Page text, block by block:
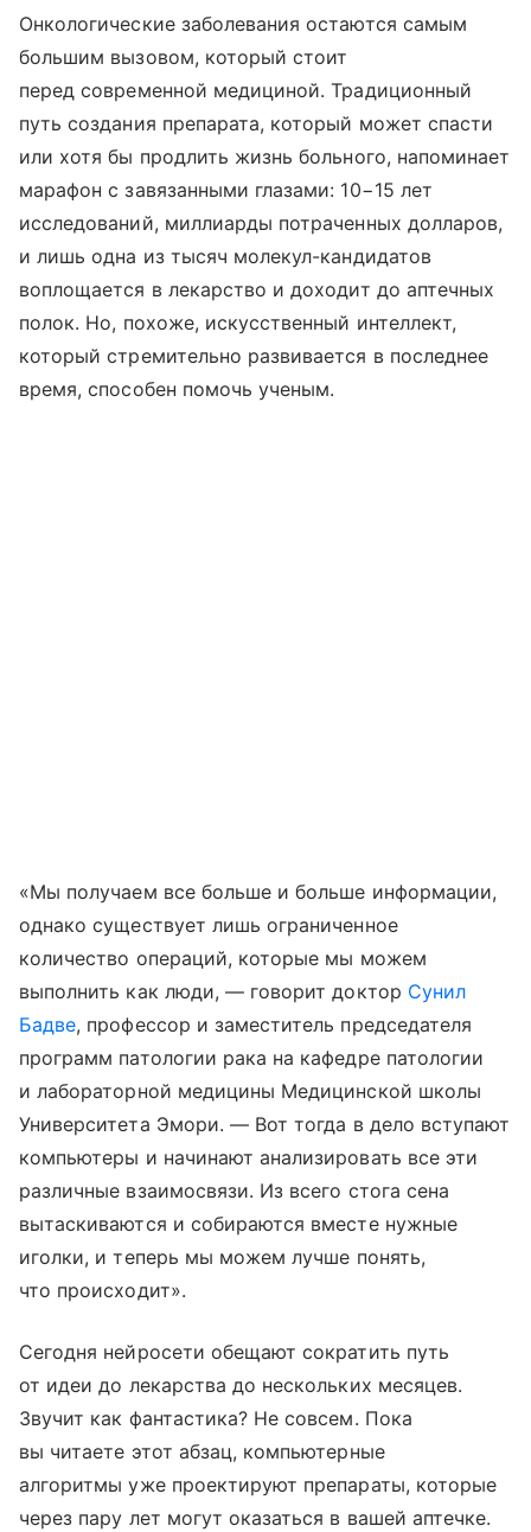
Онкологические заболевания остаются самым
большим вызовом, который стоит
перед современной медициной. Традиционный
путь создания препарата, который может спасти
или хотя бы продлить жизнь больного, напоминает
марафон с завязанными глазами: 10−15 лет
исследований, миллиарды потраченных долларов,
и лишь одна из тысяч молекул-кандидатов
воплощается в лекарство и доходит до аптечных
полок. Но, похоже, искусственный интеллект,
который стремительно развивается в последнее
время, способен помочь ученым.
«Мы получаем все больше и больше информации,
однако существует лишь ограниченное
количество операций, которые мы можем
выполнить как люди, — говорит доктор Сунил
Бадве, профессор и заместитель председателя
программ патологии рака на кафедре патологии
и лабораторной медицины Медицинской школы
Университета Эмори. — Вот тогда в дело вступают
компьютеры и начинают анализировать все эти
различные взаимосвязи. Из всего стога сена
вытаскиваются и собираются вместе нужные
иголки, и теперь мы можем лучше понять,
что происходит».
Сегодня нейросети обещают сократить путь
от идеи до лекарства до нескольких месяцев.
Звучит как фантастика? Не совсем. Пока
вы читаете этот абзац, компьютерные
алгоритмы уже проектируют препараты, которые
через пару лет могут оказаться в вашей аптечке.